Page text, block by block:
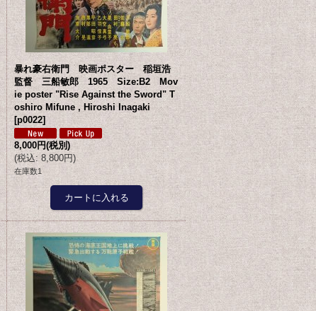
暴れ豪右衛門 映画ポスター 稲垣浩
監督 三船敏郎 1965 Size:B2 Mov
ie poster "Rise Against the Sword" T
oshiro Mifune , Hiroshi Inagaki
[p0022]
8,000円(税別)
(税込: 8,800円)
在庫数1